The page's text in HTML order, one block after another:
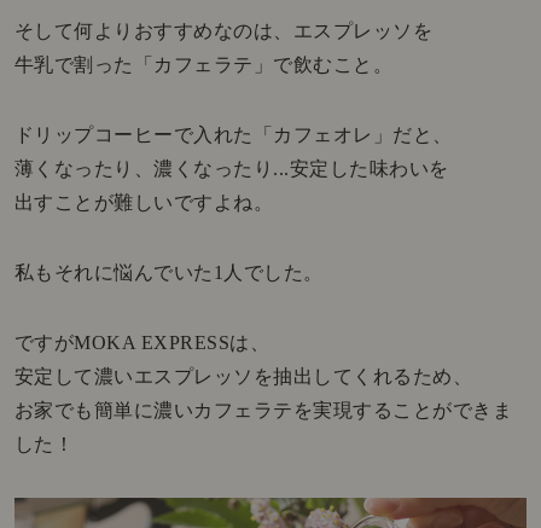
そして何よりおすすめなのは、エスプレッソを
牛乳で割った「カフェラテ」で飲むこと。
ドリップコーヒーで入れた「カフェオレ」だと、
薄くなったり、濃くなったり...安定した味わいを
出すことが難しいですよね。
私もそれに悩んでいた1人でした。
ですがMOKA EXPRESSは、
安定して濃いエスプレッソを抽出してくれるため、
お家でも簡単に濃いカフェラテを実現することができま
した！